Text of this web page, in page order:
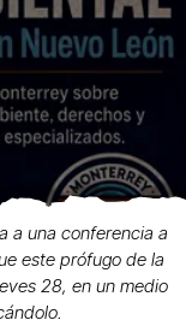
a una conferencia a
este prófugo de la
28, en un medio